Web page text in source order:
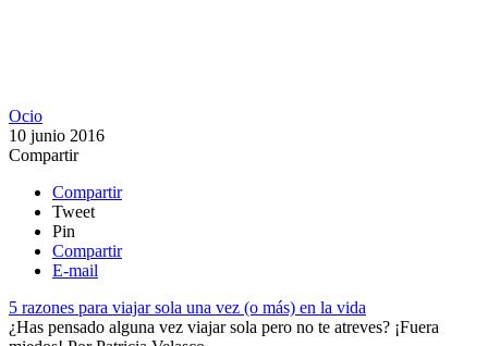
Ocio
10 junio 2016
Compartir
Compartir
Tweet
Pin
Compartir
E-mail
5 razones para viajar sola una vez (o más) en la vida
¿Has pensado alguna vez viajar sola pero no te atreves? ¡Fuera